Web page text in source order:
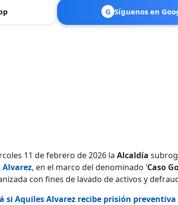
G Síguenos en
11 de febrero de 2026 la Alcaldía
Alvarez, en el marco del denominado ‘Caso
con fines de lavado de activos y
si Aquiles Alvarez recibe prisión preventiva